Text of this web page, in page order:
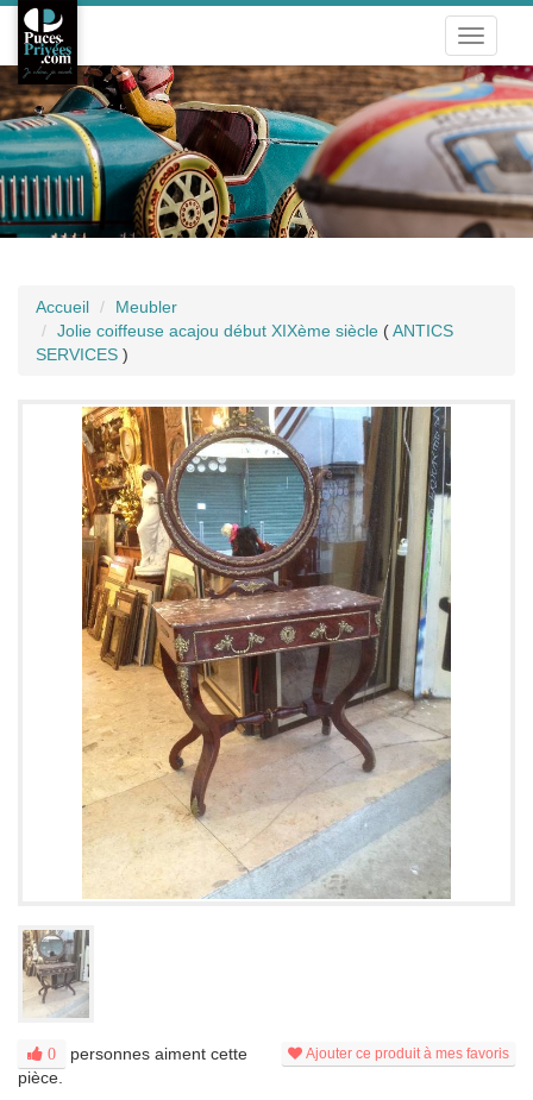
Toggle
Accueil
Meubler
Jolie coiffeuse acajou début XIXème siècle (ANTICS
SERVICES )
Ajouter ce produit à mes favoris
0
personnes aiment cette
pièce.